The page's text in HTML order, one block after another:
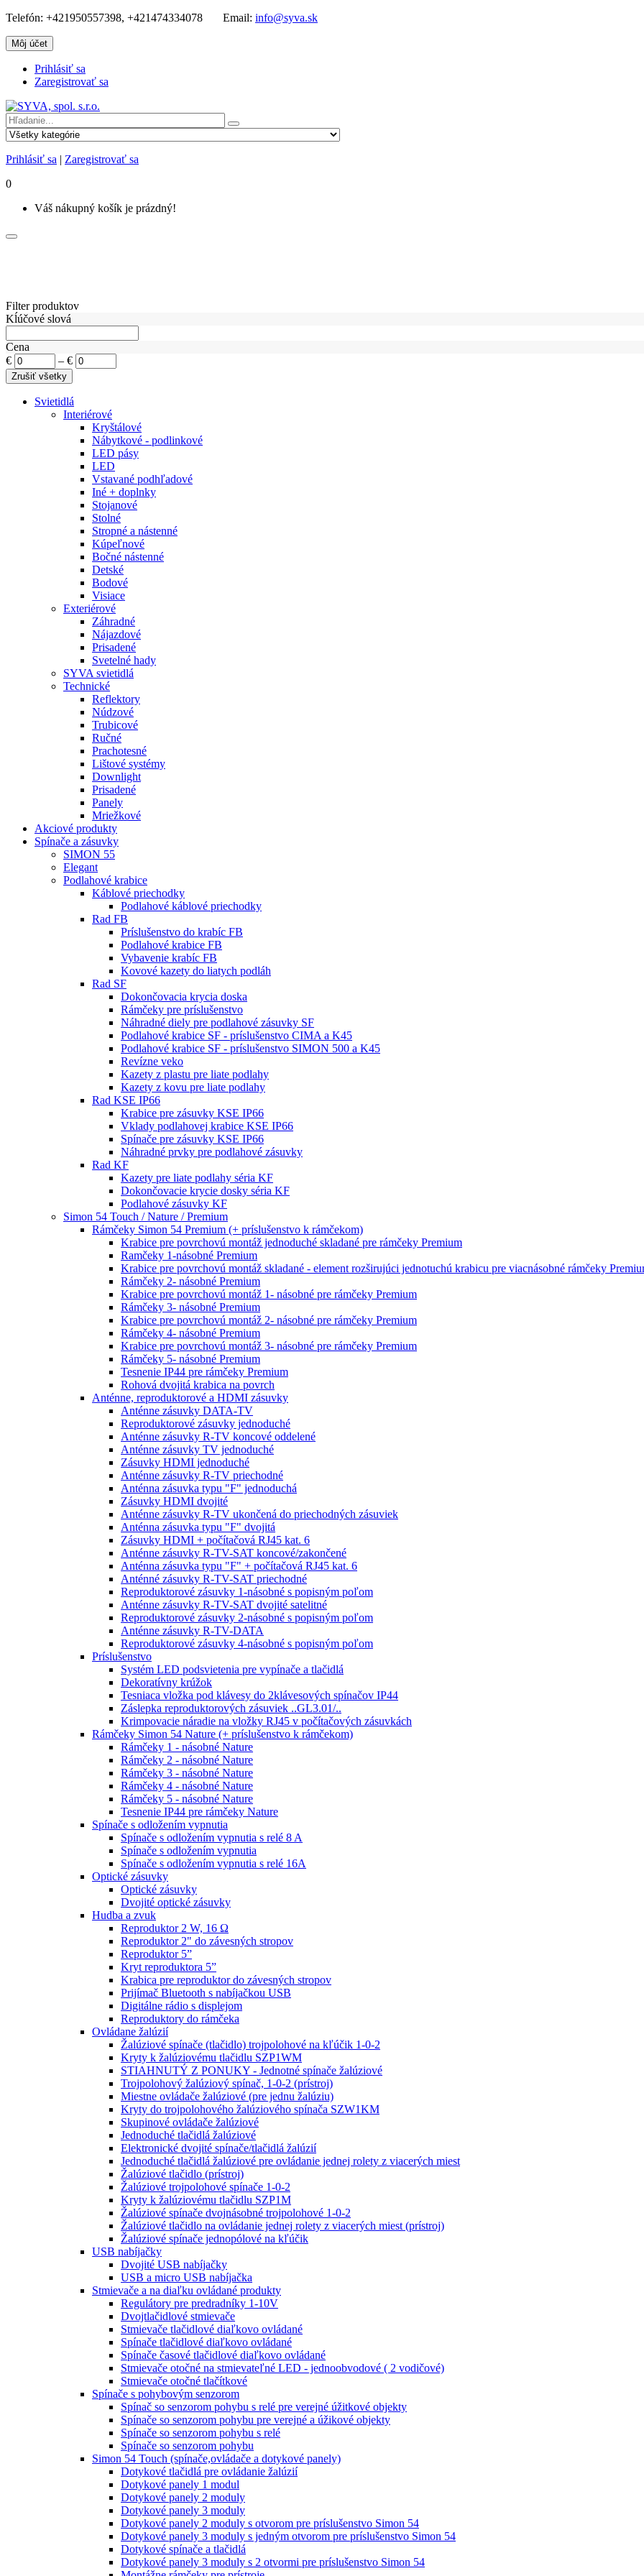
Telefón: +421950557398, +421474334078 Email: info@syva.sk
Môj účet
Prihlásiť sa
Zaregistrovať sa
Prihlásiť sa | Zaregistrovať sa
0
Váš nákupný košík je prázdný!
Filter produktov
Kĺúčové slová
Cena
€
– €
Svietidlá
Interiérové
Kryštálové
Nábytkové - podlinkové
LED pásy
LED
Vstavané podhľadové
Iné + doplnky
Stojanové
Stolné
Stropné a nástenné
Kúpeľnové
Bočné nástenné
Detské
Bodové
Visiace
Exteriérové
Záhradné
Nájazdové
Prisadené
Svetelné hady
SYVA svietidlá
Technické
Reflektory
Núdzové
Trubicové
Ručné
Prachotesné
Lištové systémy
Downlight
Prisadené
Panely
Mriežkové
Akciové produkty
Spínače a zásuvky
SIMON 55
Elegant
Podlahové krabice
Káblové priechodky
Podlahové káblové priechodky
Rad FB
Príslušenstvo do krabíc FB
Podlahové krabice FB
Vybavenie krabíc FB
Kovové kazety do liatych podláh
Rad SF
Dokončovacia krycia doska
Rámčeky pre príslušenstvo
Náhradné diely pre podlahové zásuvky SF
Podlahové krabice SF - príslušenstvo CIMA a K45
Podlahové krabice SF - príslušenstvo SIMON 500 a K45
Revízne veko
Kazety z plastu pre liate podlahy
Kazety z kovu pre liate podlahy
Rad KSE IP66
Krabice pre zásuvky KSE IP66
Vklady podlahovej krabice KSE IP66
Spínače pre zásuvky KSE IP66
Náhradné prvky pre podlahové zásuvky
Rad KF
Kazety pre liate podlahy séria KF
Dokončovacie krycie dosky séria KF
Podlahové zásuvky KF
Simon 54 Touch / Nature / Premium
Rámčeky Simon 54 Premium (+ príslušenstvo k rámčekom)
Krabice pre povrchovú montáž jednoduché skladané pre rámčeky Premium
Ramčeky 1-násobné Premium
Krabice pre povrchovú montáž skladané - element rozširujúci jednotuchú krabicu pre viacnásobné rámčeky
Rámčeky 2- násobné Premium
Krabice pre povrchovú montáž 1- násobné pre rámčeky Premium
Rámčeky 3- násobné Premium
Krabice pre povrchovú montáž 2- násobné pre rámčeky Premium
Rámčeky 4- násobné Premium
Krabice pre povrchovú montáž 3- násobné pre rámčeky Premium
Rámčeky 5- násobné Premium
Tesnenie IP44 pre rámčeky Premium
Rohová dvojitá krabica na povrch
Anténne, reproduktorové a HDMI zásuvky
Anténne zásuvky DATA-TV
Reproduktorové zásuvky jednoduché
Anténne zásuvky R-TV koncové oddelené
Anténne zásuvky TV jednoduché
Zásuvky HDMI jednoduché
Anténne zásuvky R-TV priechodné
Anténna zásuvka typu "F" jednoduchá
Zásuvky HDMI dvojité
Anténne zásuvky R-TV ukončená do priechodných zásuviek
Anténna zásuvka typu "F" dvojitá
Zásuvky HDMI + počítačová RJ45 kat. 6
Anténne zásuvky R-TV-SAT koncové/zakončené
Anténna zásuvka typu "F" + počítačová RJ45 kat. 6
Anténné zásuvky R-TV-SAT priechodné
Reproduktorové zásuvky 1-násobné s popisným poľom
Anténne zásuvky R-TV-SAT dvojité satelitné
Reproduktorové zásuvky 2-násobné s popisným poľom
Anténne zásuvky R-TV-DATA
Reproduktorové zásuvky 4-násobné s popisným poľom
Príslušenstvo
Systém LED podsvietenia pre vypínače a tlačidlá
Dekoratívny krúžok
Tesniaca vložka pod klávesy do 2klávesových spínačov IP44
Záslepka reproduktorových zásuviek ..GL3.01/..
Krimpovacie náradie na vložky RJ45 v počítačových zásuvkách
Rámčeky Simon 54 Nature (+ príslušenstvo k rámčekom)
Rámčeky 1 - násobné Nature
Rámčeky 2 - násobné Nature
Rámčeky 3 - násobné Nature
Rámčeky 4 - násobné Nature
Rámčeky 5 - násobné Nature
Tesnenie IP44 pre rámčeky Nature
Spínače s odložením vypnutia
Spínače s odložením vypnutia s relé 8 A
Spínače s odložením vypnutia
Spínače s odložením vypnutia s relé 16A
Optické zásuvky
Optické zásuvky
Dvojité optické zásuvky
Hudba a zvuk
Reproduktor 2 W, 16 Ω
Reproduktor 2" do závesných stropov
Reproduktor 5”
Kryt reproduktora 5”
Krabica pre reproduktor do závesných stropov
Prijímač Bluetooth s nabíjačkou USB
Digitálne rádio s displejom
Reproduktory do rámčeka
Ovládane žalúzií
Žalúziové spínače (tlačidlo) trojpolohové na kľúčik 1-0-2
Kryty k žalúziovému tlačidlu SZP1WM
STIAHNUTÝ Z PONUKY - Jednotné spínače žalúziové
Trojpolohový žalúziový spínač, 1-0-2 (prístroj)
Miestne ovládače žalúziové (pre jednu žalúziu)
Kryty do trojpolohového žalúziového spínača SZW1KM
Skupinové ovládače žalúziové
Jednoduché tlačidlá žalúziové
Elektronické dvojité spínače/tlačidlá žalúzií
Jednoduché tlačidlá žalúziové pre ovládanie jednej rolety z viacerých miest
Žalúziové tlačidlo (prístroj)
Žalúziové trojpolohové spínače 1-0-2
Kryty k žalúziovému tlačidlu SZP1M
Žalúziové spínače dvojnásobné trojpolohové 1-0-2
Žalúziové tlačidlo na ovládanie jednej rolety z viacerých miest (prístroj)
Žalúziové spínače jednopólové na kľúčik
USB nabíjačky
Dvojité USB nabíjačky
USB a micro USB nabíjačka
Stmievače a na diaľku ovládané produkty
Regulátory pre predradníky 1-10V
Dvojtlačidlové stmievače
Stmievače tlačidlové diaľkovo ovládané
Spínače tlačidlové diaľkovo ovládané
Spínače časové tlačidlové diaľkovo ovládané
Stmievače otočné na stmievateľné LED - jednoobvodové ( 2 vodičové)
Stmievače otočné tlačítkové
Spínače s pohybovým senzorom
Spínač so senzorom pohybu s relé pre verejné úžitkové objekty
Spínače so senzorom pohybu pre verejné a úžikové objekty
Spínače so senzorom pohybu s relé
Spínače so senzorom pohybu
Simon 54 Touch (spínače,ovládače a dotykové panely)
Dotykové tlačidlá pre ovládanie žalúzií
Dotykové panely 1 modul
Dotykové panely 2 moduly
Dotykové panely 3 moduly
Dotykové panely 2 moduly s otvorom pre príslušenstvo Simon 54
Dotykové panely 3 moduly s jedným otvorom pre príslušenstvo Simon 54
Dotykové spínače a tlačidlá
Dotykové panely 3 moduly s 2 otvormi pre príslušenstvo Simon 54